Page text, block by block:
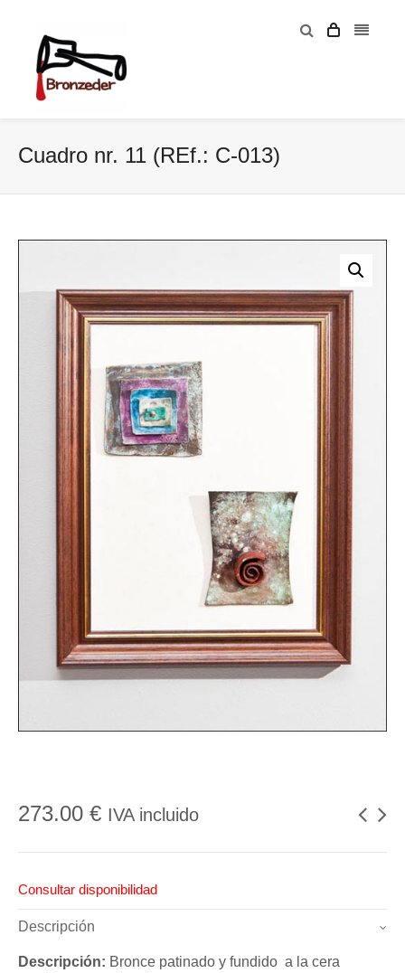
Cuadro nr. 11 (REf.: C-013)
273.00 € IVA incluido
Consultar disponibilidad
Descripción
Descripción: Bronce patinado y fundido a la cera